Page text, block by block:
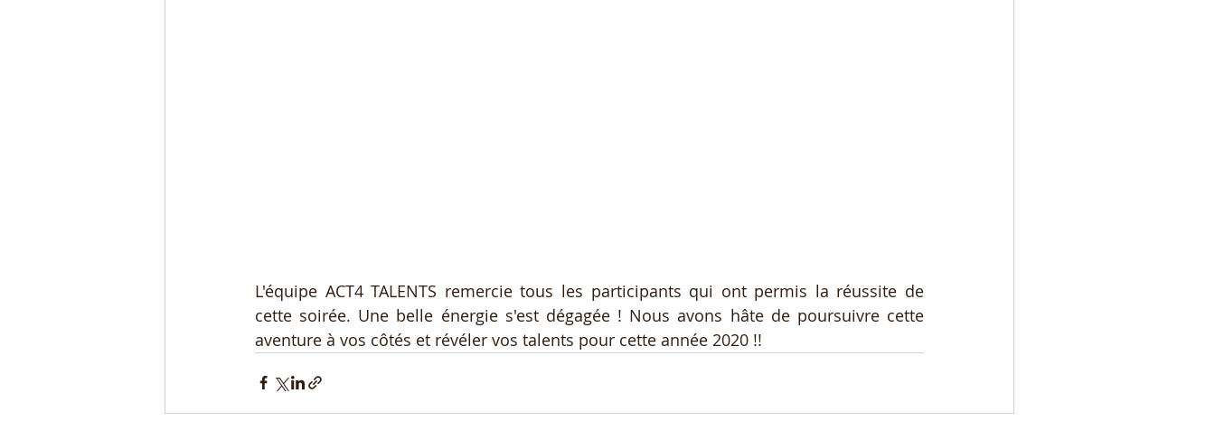
L'équipe ACT4 TALENTS remercie tous les participants qui ont permis la réussite de
cette soirée. Une belle énergie s'est dégagée ! Nous avons hâte de poursuivre cette
aventure à vos côtés et révéler vos talents pour cette année 2020 !!